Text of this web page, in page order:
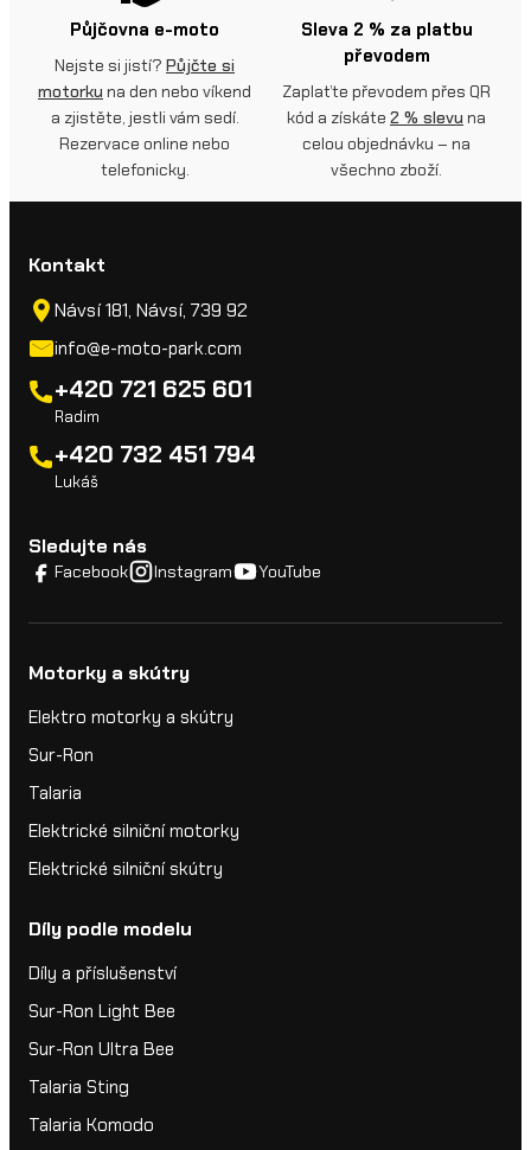
Půjčovna e-moto
Nejste si jistí? Půjčte si
motorku na den nebo víkend
a zjistěte, jestli vám sedí.
Rezervace online nebo
telefonicky.
Sleva 2 % za platbu
převodem
Zaplaťte převodem přes QR
kód a získáte 2 % slevu na
celou objednávku – na
všechno zboží.
Kontakt
Návsí 181, Návsí, 739 92
info@e-moto-park.com
+420 721 625 601
Radim
+420 732 451 794
Lukáš
Sledujte nás
Facebook Instagram YouTube
Motorky a skútry
Elektro motorky a skútry
Sur-Ron
Talaria
Elektrické silniční motorky
Elektrické silniční skútry
Díly podle modelu
Díly a příslušenství
Sur-Ron Light Bee
Sur-Ron Ultra Bee
Talaria Sting
Talaria Komodo